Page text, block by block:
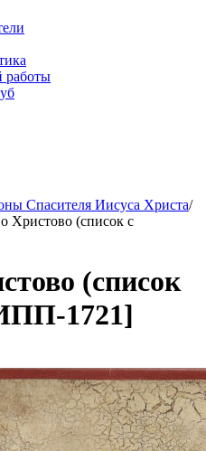
работы
Спасителя Иисуса Христа/
Христово (список с
(список
1721]